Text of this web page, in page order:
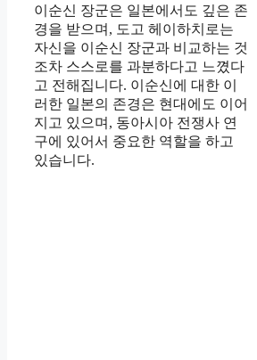
이순신 장군은 일본에서도 깊은 존
경을 받으며, 도고 헤이하치로는
자신을 이순신 장군과 비교하는 것
조차 스스로를 과분하다고 느꼈다
고 전해집니다. 이순신에 대한 이
러한 일본의 존경은 현대에도 이어
지고 있으며, 동아시아 전쟁사 연
구에 있어서 중요한 역할을 하고
있습니다.